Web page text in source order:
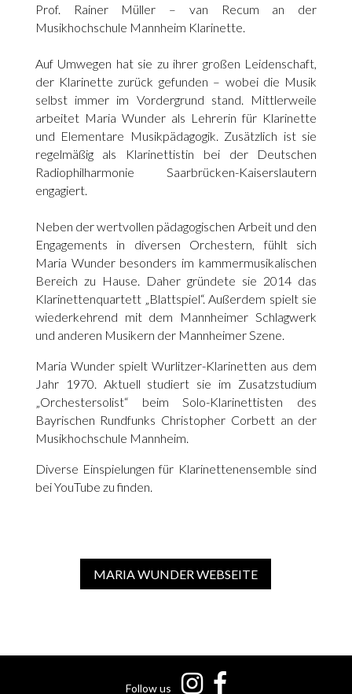
Prof. Rainer Müller – van Recum an der
Musikhochschule Mannheim Klarinette.
Auf Umwegen hat sie zu ihrer großen Leidenschaft,
der Klarinette zurück gefunden – wobei die Musik
selbst immer im Vordergrund stand. Mittlerweile
arbeitet Maria Wunder als Lehrerin für Klarinette
und Elementare Musikpädagogik. Zusätzlich ist sie
regelmäßig als Klarinettistin bei der Deutschen
Radiophilharmonie Saarbrücken-Kaiserslautern
engagiert.
Neben der wertvollen pädagogischen Arbeit und den
Engagements in diversen Orchestern, fühlt sich
Maria Wunder besonders im kammermusikalischen
Bereich zu Hause. Daher gründete sie 2014 das
Klarinettenquartett „Blattspiel“. Außerdem spielt sie
wiederkehrend mit dem Mannheimer Schlagwerk
und anderen Musikern der Mannheimer Szene.
Maria Wunder spielt Wurlitzer-Klarinetten aus dem
Jahr 1970. Aktuell studiert sie im Zusatzstudium
„Orchestersolist“ beim Solo-Klarinettisten des
Bayrischen Rundfunks Christopher Corbett an der
Musikhochschule Mannheim.
Diverse Einspielungen für Klarinettenensemble sind
bei YouTube zu finden.
MARIA WUNDER WEBSEITE
Follow us